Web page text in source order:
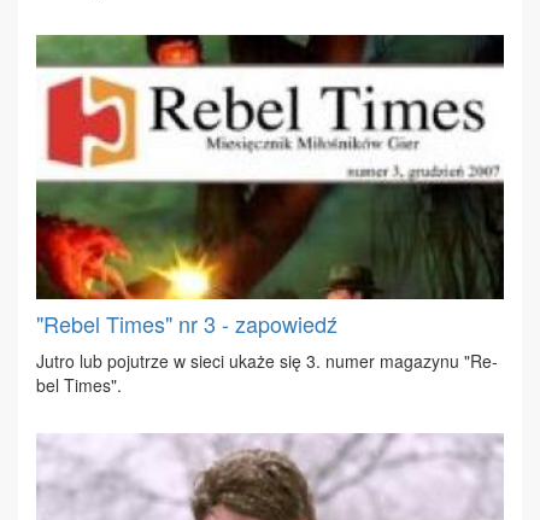
"Rebel Times" nr 3 - zapowiedź
Ju­tro lub po­ju­trze w sie­ci uka­że się 3. nu­mer ma­ga­zy­nu "Re­
bel Ti­mes".